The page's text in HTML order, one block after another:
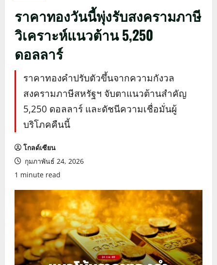
ราคาทองวันนี้พุ่งรับสงครามภาษี
วิเคราะห์แนวต้าน 5,250
ดอลลาร์
ราคาทองคำปรับตัวขึ้นจากความกังวล
สงครามภาษีสหรัฐฯ จับตาแนวต้านสำคัญ
5,250 ดอลลาร์ และดัชนีความเชื่อมั่นผู้
บริโภคคืนนี้
โกลด์เซียน
กุมภาพันธ์ 24, 2026
1 minute read